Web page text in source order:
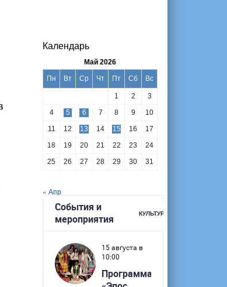
Календарь
Май 2026
Пн
Вт Ср Чт Пт Сб Вс
1 2
3
4
5 6 7 8 9
10
11
12 13 14 15 16
17
18
19 20 21 22 23
24
25
26 27 28 29 30 31
« Апр